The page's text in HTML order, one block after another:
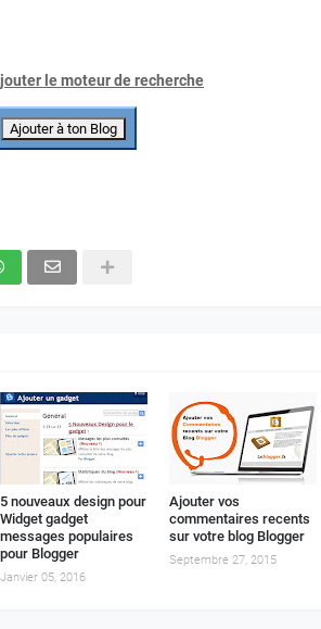
le moteur de recherche
5 nouveaux design pour
Widget gadget
messages populaires
pour Blogger
Janvier 05, 2016
Ajouter vos
commentaires recents
sur votre blog Blogger
Septembre 27, 2015